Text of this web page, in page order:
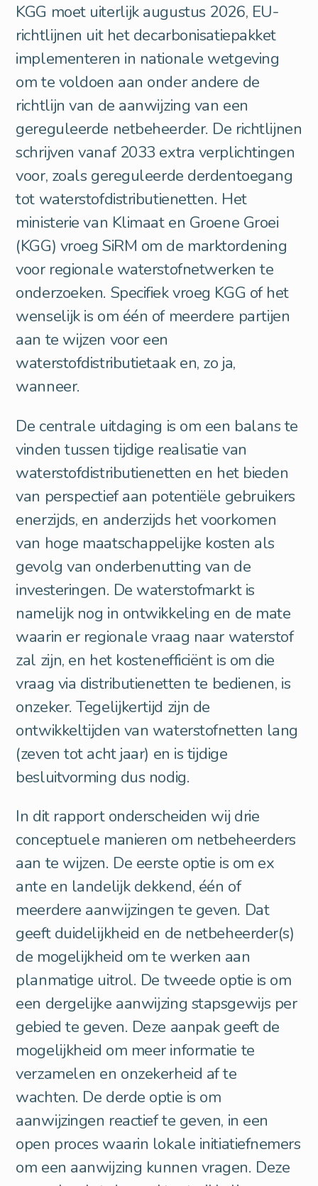
KGG moet uiterlijk augustus 2026, EU-
richtlijnen uit het decarbonisatiepakket
implementeren in nationale wetgeving
om te voldoen aan onder andere de
richtlijn van de aanwijzing van een
gereguleerde netbeheerder. De richtlijnen
schrijven vanaf 2033 extra verplichtingen
voor, zoals gereguleerde derdentoegang
tot waterstofdistributienetten. Het
ministerie van Klimaat en Groene Groei
(KGG) vroeg SiRM om de marktordening
voor regionale waterstofnetwerken te
onderzoeken. Specifiek vroeg KGG of het
wenselijk is om één of meerdere partijen
aan te wijzen voor een
waterstofdistributietaak en, zo ja,
wanneer.
De centrale uitdaging is om een balans te
vinden tussen tijdige realisatie van
waterstofdistributienetten en het bieden
van perspectief aan potentiële gebruikers
enerzijds, en anderzijds het voorkomen
van hoge maatschappelijke kosten als
gevolg van onderbenutting van de
investeringen. De waterstofmarkt is
namelijk nog in ontwikkeling en de mate
waarin er regionale vraag naar waterstof
zal zijn, en het kostenefficiënt is om die
vraag via distributienetten te bedienen, is
onzeker. Tegelijkertijd zijn de
ontwikkeltijden van waterstofnetten lang
(zeven tot acht jaar) en is tijdige
besluitvorming dus nodig.
In dit rapport onderscheiden wij drie
conceptuele manieren om netbeheerders
aan te wijzen. De eerste optie is om ex
ante en landelijk dekkend, één of
meerdere aanwijzingen te geven. Dat
geeft duidelijkheid en de netbeheerder(s)
de mogelijkheid om te werken aan
planmatige uitrol. De tweede optie is om
een dergelijke aanwijzing stapsgewijs per
gebied te geven. Deze aanpak geeft de
mogelijkheid om meer informatie te
verzamelen en onzekerheid af te
wachten. De derde optie is om
aanwijzingen reactief te geven, in een
open proces waarin lokale initiatiefnemers
om een aanwijzing kunnen vragen. Deze